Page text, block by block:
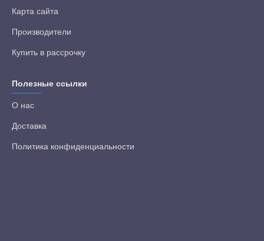
Карта сайта
Производители
Купить в рассрочку
Полезные ссылки
О нас
Доставка
Политика конфиденциальности